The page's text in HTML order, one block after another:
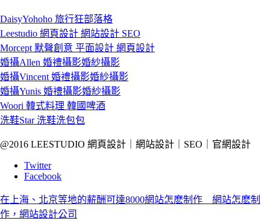
DaisyYohoho 旅行狂部落格
Leestudio 網頁設計 網站設計 SEO
Morcept 默聲創意 平面設計 網頁設計
婚攝Allen 婚禮攝影婚紗攝影
婚攝Vincent 婚禮攝影婚紗攝影
婚攝Yunis 婚禮攝影婚紗攝影
Woori 韓式料理 韓國啤酒
洗鞋Star 洗鞋洗包包
@2016 LEESTUDIO 網頁設計｜網站設計｜SEO｜官網設計
Twitter
Facebook
在上海、北京等地的薪酬可達8000網站怎麽制作 網站怎麽制
作，網站設計公司